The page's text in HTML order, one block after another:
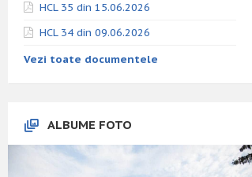
HCL 35 din 15.06.2026
HCL 34 din 09.06.2026
Vezi toate documentele
ALBUME FOTO